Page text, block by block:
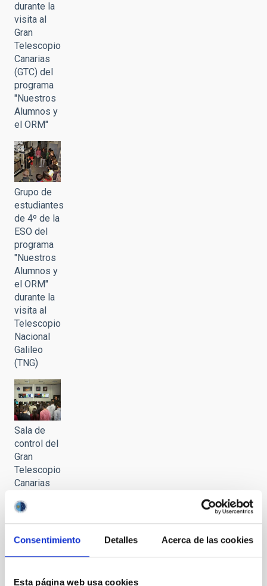
Consentimiento Detalles Acerca de las cookies
Esta página web usa cookies
durante la
visita al
Gran
Telescopio
Canarias
(GTC) del
programa
"Nuestros
Alumnos y
el ORM"
Grupo de
estudiantes
de 4º de la
ESO del
programa
"Nuestros
Alumnos y
el ORM"
durante la
visita al
Telescopio
Nacional
Galileo
(TNG)
Sala de
control del
Gran
Telescopio
Canarias
durante la
visita del
alumnado